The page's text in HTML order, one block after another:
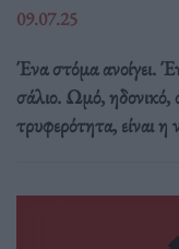
09.07.25
Ένα στόμα ανοίγει.
σάλιο. Ωμό, ηδονικό,
τρυφερότητα, είναι η